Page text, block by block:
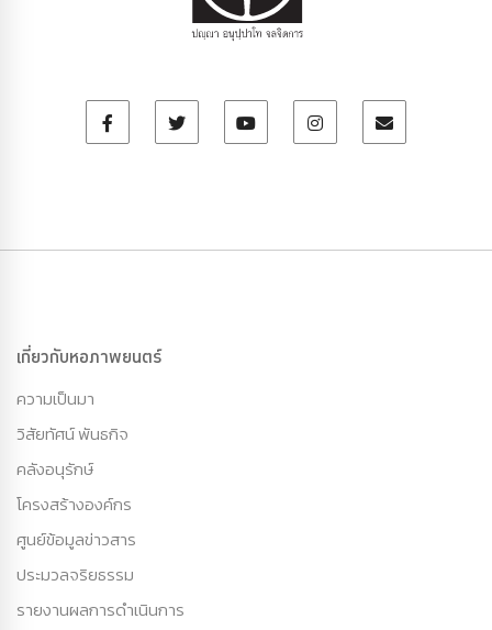
เกี่ยวกับหอภาพยนตร์
ความเป็นมา
วิสัยทัศน์ พันธกิจ
คลังอนุรักษ์
โครงสร้างองค์กร
ศูนย์ข้อมูลข่าวสาร
ประมวลจริยธรรม
รายงานผลการดำเนินการ